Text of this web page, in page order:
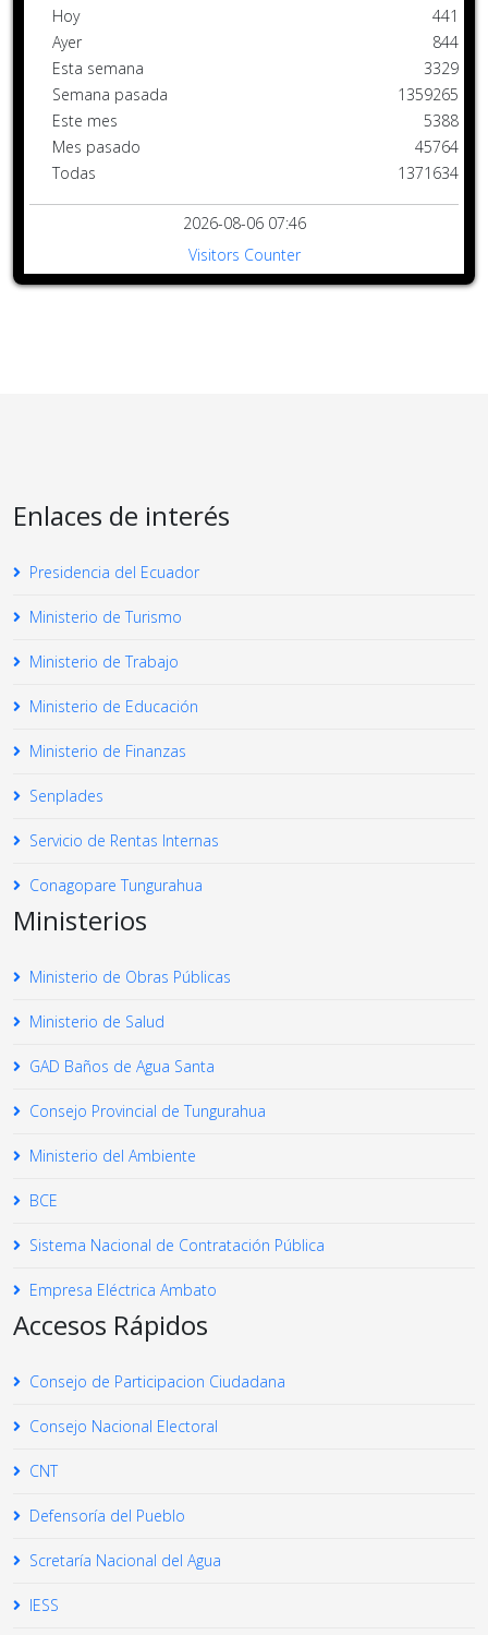
Hoy
Ayer
Esta semana
Semana pasada
Este mes
Mes pasado
Todas
441
844
3329
1359265
5388
45764
1371634
2026-08-06 07:46
Visitors Counter
Enlaces de interés
Presidencia del Ecuador
Ministerio de Turismo
Ministerio de Trabajo
Ministerio de Educación
Ministerio de Finanzas
Senplades
Servicio de Rentas Internas
Conagopare Tungurahua
Ministerios
Ministerio de Obras Públicas
Ministerio de Salud
GAD Baños de Agua Santa
Consejo Provincial de Tungurahua
Ministerio del Ambiente
BCE
Sistema Nacional de Contratación Pública
Empresa Eléctrica Ambato
Accesos Rápidos
Consejo de Participacion Ciudadana
Consejo Nacional Electoral
CNT
Defensoría del Pueblo
Scretaría Nacional del Agua
IESS